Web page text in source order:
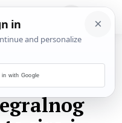
in with Google